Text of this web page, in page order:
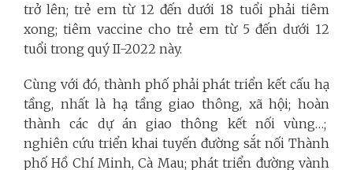
trở lên; trẻ em từ 12 đến dưới 18 tuổi phải tiêm
xong; tiêm vaccine cho trẻ em từ 5 đến dưới 12
tuổi trong quý II-2022 này.
Cùng với đó, thành phố phải phát triển kết cấu hạ
tầng, nhất là hạ tầng giao thông, xã hội; hoàn
thành các dự án giao thông kết nối vùng…;
nghiên cứu triển khai tuyến đường sắt nối Thành
phố Hồ Chí Minh, Cà Mau; phát triển đường vành